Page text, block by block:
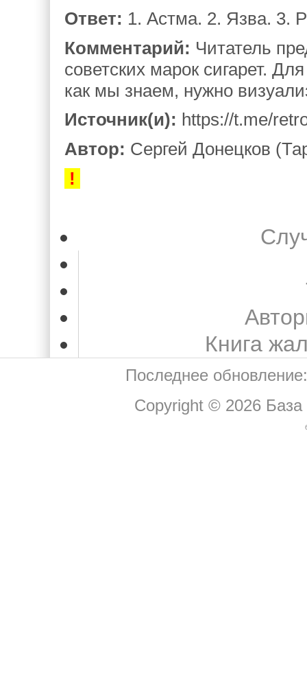
Ответ: 1. Астма. 2. Язва. 3.
Комментарий: Читатель
советских марок сигарет.
как мы знаем, нужно
Источник(и): https://t.me/
Автор: Сергей Донецков
!
Книга
Последнее
Copyright © 2026 База